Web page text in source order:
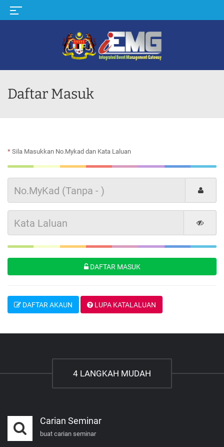
Daftar Masuk
* Sila Masukkan No.Mykad dan Kata Laluan
DAFTAR MASUK
DAFTAR AKAUN LUPA KATALALUAN
4 LANGKAH MUDAH
Carian Seminar
buat carian seminar